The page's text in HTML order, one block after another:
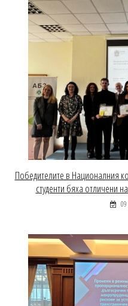
Победителите в Националния
студенти бяха отличени